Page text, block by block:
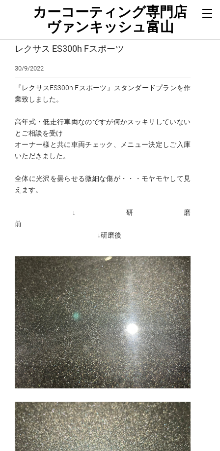
カーコーティング専門店
ヴァンキッシュ富山
レクサス ES300h Fスポーツ
30/9/2022
『レクサスES300h Fスポーツ』スタンダードプランを作
業致しました。
高年式・低走行車両なのですが何かスッキリしていない
とご相談を受け
オーナー様と共に車両チェック、メニュー決定しご入庫
いただきました。
全体に光沢を曇らせる微細な傷が・・・モヤモヤして見
えます。
↓研磨
前
↓研磨後